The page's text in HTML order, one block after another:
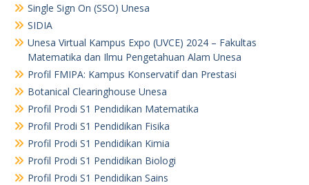
Single Sign On (SSO) Unesa
SIDIA
Unesa Virtual Kampus Expo (UVCE) 2024 – Fakultas
Matematika dan Ilmu Pengetahuan Alam Unesa
Profil FMIPA: Kampus Konservatif dan Prestasi
Botanical Clearinghouse Unesa
Profil Prodi S1 Pendidikan Matematika
Profil Prodi S1 Pendidikan Fisika
Profil Prodi S1 Pendidikan Kimia
Profil Prodi S1 Pendidikan Biologi
Profil Prodi S1 Pendidikan Sains